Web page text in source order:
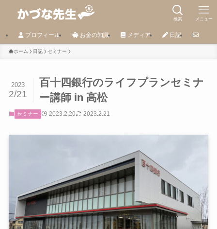
検索 メニュー
プロフィール お金の知識 メディア 日記
ホーム 日記 セミナー
百十四銀行のライフプランセミナ
ー講師 in 高松
2023
2/21
セミナー 2023.2.20 2023.2.21